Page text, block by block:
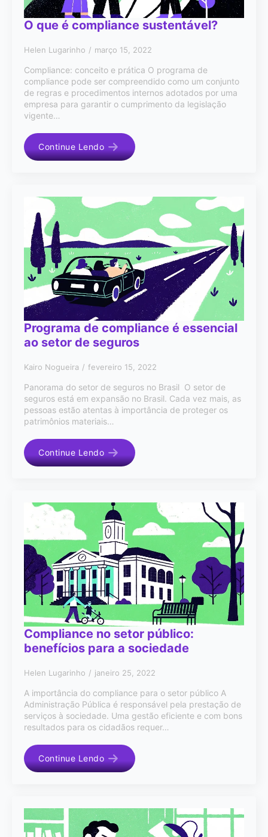
O que é compliance sustentável?
Helen Lugarinho março 15, 2022
Compliance: conceito e prática O programa de
compliance pode ser compreendido como um conjunto
de regras e procedimentos internos adotados por uma
empresa para garantir o cumprimento da legislação
vigente…
Continue Lendo
Programa de compliance é essencial
ao setor de seguros
Kairo Nogueira fevereiro 15, 2022
Panorama do setor de seguros no Brasil O setor de
seguros está em expansão no Brasil. Cada vez mais, as
pessoas estão atentas à importância de proteger os
patrimônios materiais…
Continue Lendo
Compliance no setor público:
benefícios para a sociedade
Helen Lugarinho janeiro 25, 2022
A importância do compliance para o setor público A
Administração Pública é responsável pela prestação de
serviços à sociedade. Uma gestão eficiente e com bons
resultados para os cidadãos requer…
Continue Lendo